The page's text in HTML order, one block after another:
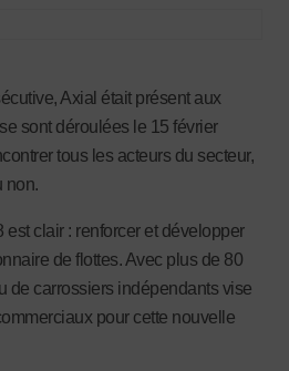
Axial était présent aux
sont déroulées le 15 février
tous les acteurs du secteur,
non.
est clair : renforcer et développer
de flottes. Avec plus de 80
de carrossiers indépendants vise
pour cette nouvelle